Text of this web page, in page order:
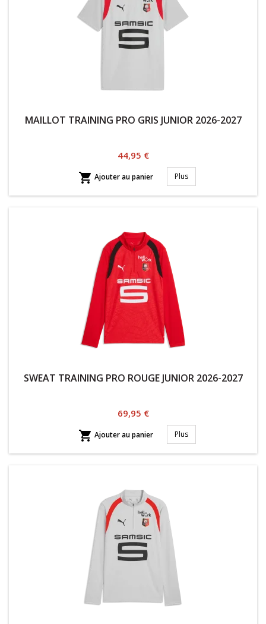
MAILLOT TRAINING PRO GRIS JUNIOR 2026-2027
Prix
44,95 €
 Ajouter au panier Plus
SWEAT TRAINING PRO ROUGE JUNIOR 2026-2027
Prix
69,95 €
 Ajouter au panier Plus